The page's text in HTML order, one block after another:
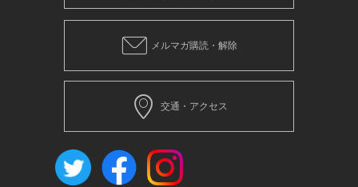
メルマガ購読・解除
交通・アクセス